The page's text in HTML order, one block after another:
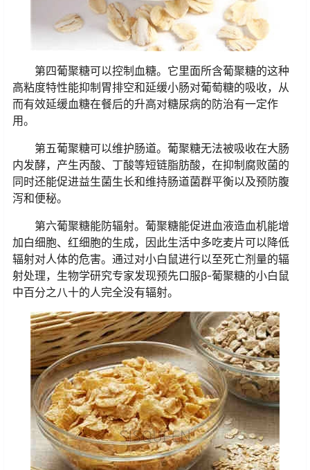
第四葡聚糖可以控制血糖。它里面所含葡聚糖的这种
高粘度特性能抑制胃排空和延缓小肠对葡萄糖的吸收，从
而有效延缓血糖在餐后的升高对糖尿病的防治有一定作
用。
第五葡聚糖可以维护肠道。葡聚糖无法被吸收在大肠
内发酵，产生丙酸、丁酸等短链脂肪酸，在抑制腐败菌的
同时还能促进益生菌生长和维持肠道菌群平衡以及预防腹
泻和便秘。
第六葡聚糖能防辐射。葡聚糖能促进血液造血机能增
加白细胞、红细胞的生成，因此生活中多吃麦片可以降低
辐射对人体的危害。通过对小白鼠进行以至死亡剂量的辐
射处理，生物学研究专家发现预先口服β-葡聚糖的小白鼠
中百分之八十的人完全没有辐射。